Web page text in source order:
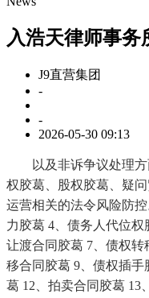
入浩天律师事务
J9直营集团
-
-
2026-05-30 09:13
以及非诉争议处理方
权胶葛、股权胶葛、疑
运营相关的法令风险防
力胶葛 4、债务人代位
让渡合同胶葛 7、债权
移合同胶葛 9、债权插手
葛 12、拍卖合同胶葛 13